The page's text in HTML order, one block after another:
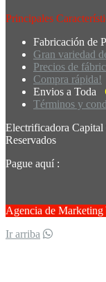
Principales
Fabricación de
Gran variedad
Precios de
Compra rápida!
Envios a Toda
Términos y
Electrificadora
Reservados
Pague aquí :
Agencia de
Ir arriba